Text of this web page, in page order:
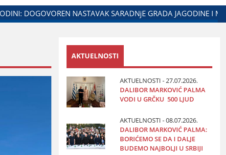
DALIBOR MARKOVIĆ NA OBELEŽAVANjU DANA POLICIЈE I
AKTUELNOSTI
AKTUELNOSTI - 27.07.2026.
DALIBOR MARKOVIĆ PALMA
VODI U GRČKU 500 LJUD
AKTUELNOSTI - 08.07.2026.
DALIBOR MARKOVIĆ PALMA:
BORIĆEMO SE DA I DALJE
BUDEMO NAJBOLJI U SRBIJI